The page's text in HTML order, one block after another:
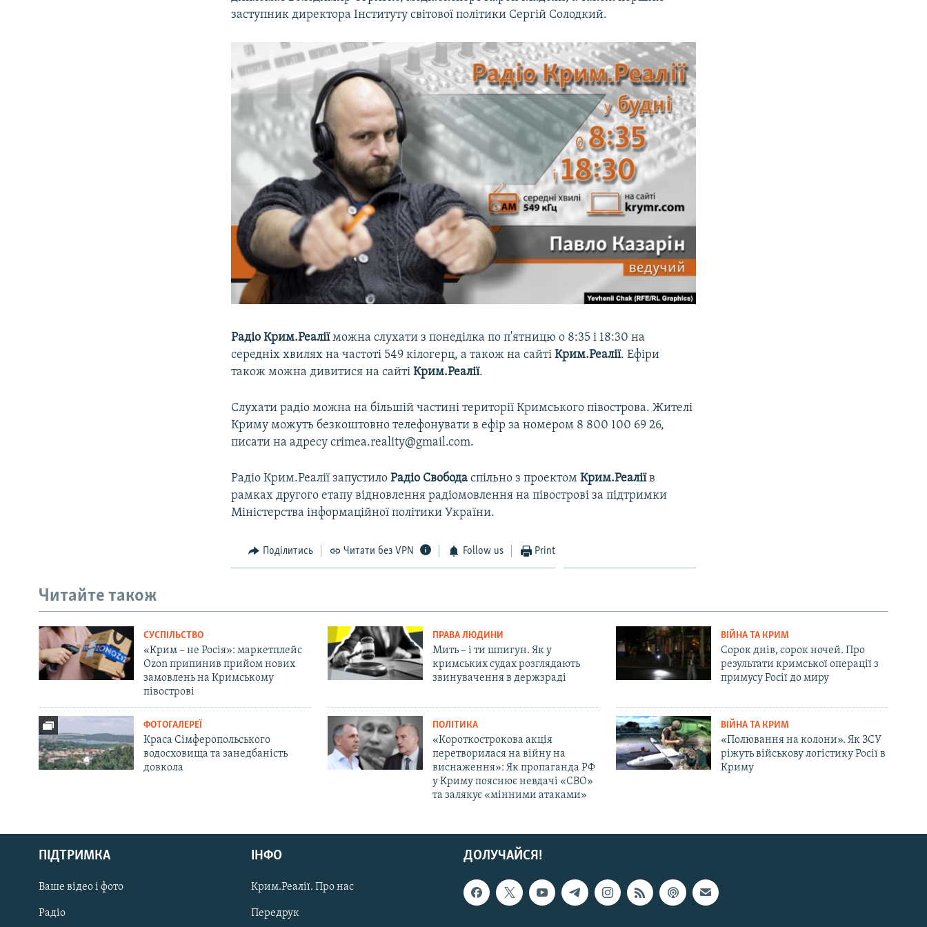
Русский
Qırımtatar
ДОЛУЧАЙСЯ!
заступник директора Інституту світової політики Сергій Солодкий.
Радіо Крим.Реаліїможна слухати з понеділка по п'ятницю о 8:35 і 18:30 на
середніх хвилях на частоті 549 кілогерц, а також на сайтіКрим.Реалії. Ефіри
також можна дивитися на сайтіКрим.Реалії.
Слухати радіо можна на більшій частині території Кримського півострова. Жителі
Криму можуть безкоштовно телефонувати в ефір за номером 8 800 100 69 26,
писати на адресу crimea.reality@gmail.com.
Радіо Крим.Реалії запустилоРадіо Свобода спільно з проектомКрим.Реаліїв
рамках другого етапу відновлення радіомовлення на півострові за підтримки
Міністерства інформаційної політики України.
Поділитись Читати без VPN Follow us Print
Читайте також
СУСПІЛЬСТВО
«Крим – не Росія»: маркетплейс
Ozon припинив прийом нових
замовлень на Кримському
півострові
ПРАВА ЛЮДИНИ
Мить – і ти шпигун. Як у
кримських судах розглядають
звинувачення в держзраді
ВІЙНА ТА КРИМ
Сорок днів, сорок ночей. Про
результати кримської операції з
примусу Росії до миру
ФОТОГАЛЕРЕЇ
Краса Сімферопольського
водосховища та занедбаність
довкола
ПОЛІТИКА
«Короткострокова акція
перетворилася на війну на
виснаження»: Як пропаганда РФ
у Криму пояснює невдачі «СВО»
та залякує «мінними атаками»
ВІЙНА ТА КРИМ
«Полювання на колони». Як ЗСУ
ріжуть військову логістику Росії в
Криму
ДОЛУЧАЙСЯ!
ПІДТРИМКА
Ваше відео і фото
Радіо
ІНФО
Крим.Реалії. Про нас
Передрук